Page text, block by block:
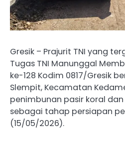
‎Gresik – Prajurit TNI yang
Tugas TNI Manunggal
ke-128 Kodim 0817/Gresik
Slempit, Kecamatan
penimbunan pasir koral
sebagai tahap persiapan
(15/05/2026).